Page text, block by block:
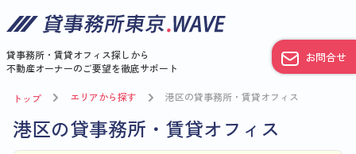
貸事務所・賃貸オフィス探しから
不動産オーナーのご要望を徹底サポート
お問合せ
トップ エリアから探す 港区の貸事務所・賃貸オフィス
港区の貸事務所・賃貸オフィス